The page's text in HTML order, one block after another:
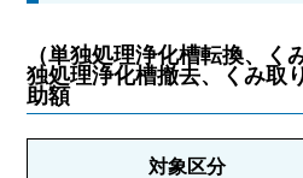
（単独処理浄化槽転換、く
独処理浄化槽撤去、くみ取
助額
対象区分